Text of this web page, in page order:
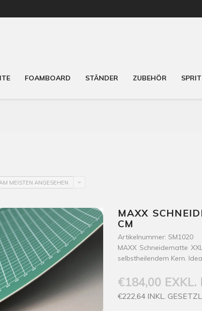
FOAMBOARD STÄNDER ZUBEHÖR
MEISTEN ANGESEHEN
MAXX
CM
Artikelnummer: SM1020
MAXX Schneidematte
selbstheilendem Kern.
€184,00 EXKL.
€222,64 INKL.